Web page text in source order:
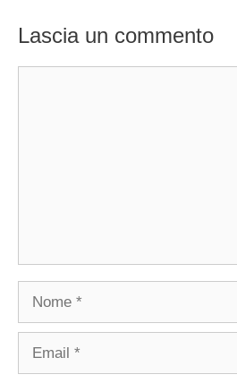
Lascia un commento
Nome
Email